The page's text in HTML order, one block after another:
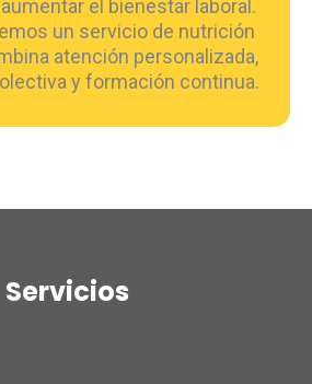
el bienestar laboral.
un servicio de nutrición
atención personalizada,
y formación continua.
Servicios